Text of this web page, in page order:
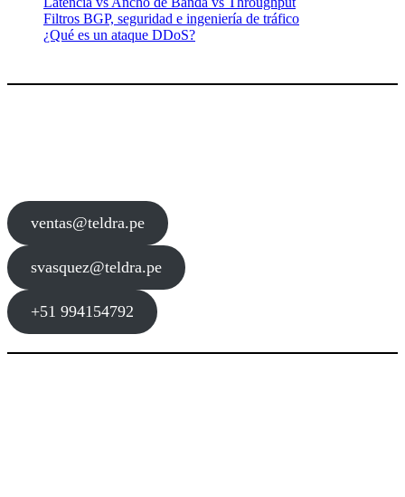
Filtros BGP, seguridad e ingeniería de tráfico
¿Qué es un ataque DDoS?
ventas@teldra.pe
svasquez@teldra.pe
+51 994154792